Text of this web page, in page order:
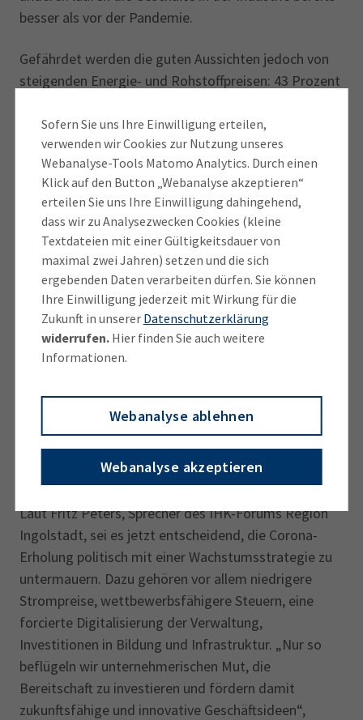
Sofern Sie uns Ihre Einwilligung erteilen,
verwenden wir Cookies zur Nutzung unseres
Webanalyse-Tools Matomo Analytics. Durch einen
Klick auf den Button „Webanalyse akzeptieren“
erteilen Sie uns Ihre Einwilligung dahingehend,
dass wir zu Analysezwecken Cookies (kleine
Textdateien mit einer Gültigkeitsdauer von
maximal zwei Jahren) setzen und die sich
ergebenden Daten verarbeiten dürfen. Sie können
Ihre Einwilligung jederzeit mit Wirkung für die
Zukunft in unserer Datenschutzerklärung
widerrufen.Hier finden Sie auch weitere
Informationen.
Webanalyse ablehnen
Webanalyse akzeptieren
besser als vor der Pandemie.
Gefährdet werden die guten Aussichten jedoch von
steigenden Energie- und Rohstoffpreisen: 43 Prozent
waren es 30 Prozent.
Hohe Energiepreise könnten eine Erklärung dafür
sein, warum die Unternehmen mit ihren
Investitionsplänen aktuell allerdings noch
zurückhaltender als zu Jahresbeginn sind. Per Saldo
sinken sie von 2 auf -6 Punkte. Ebenfalls angespannt
bleiben die Aussichten auf dem Arbeitsmarkt. Nur
jedes zehnte Unternehmen plant einen
Beschäftigungsaufbau, jedes dritte hingegen einen
Abbau. Dies muss jedoch nicht zwangsläufig zu
einem Anstieg der Arbeitslosigkeit führen, denn
deutlich gestiegen. Aktuell sehen 51 Prozent der
befragten Unternehmen hierin ein Risiko. Sofern
Unternehmen kein Personal finden, kann die
Beschäftigtenzahl nicht steigen.
Laut Fritz Peters, Sprecher des IHK-Forums Region
Ingolstadt, sei es jetzt entscheidend, die Corona-
Erholung politisch mit einer Wachstumsstrategie zu
untermauern. Dazu gehören vor allem niedrigere
Strompreise, wettbewerbsfähigere Steuern, eine
forcierte Digitalisierung der Verwaltung,
Investitionen in Bildung und Infrastruktur. „Nur so
beflügeln wir unternehmerischen Mut, die
Bereitschaft zu investieren und fördern damit
zukunftsfähige und innovative Geschäftsideen“,